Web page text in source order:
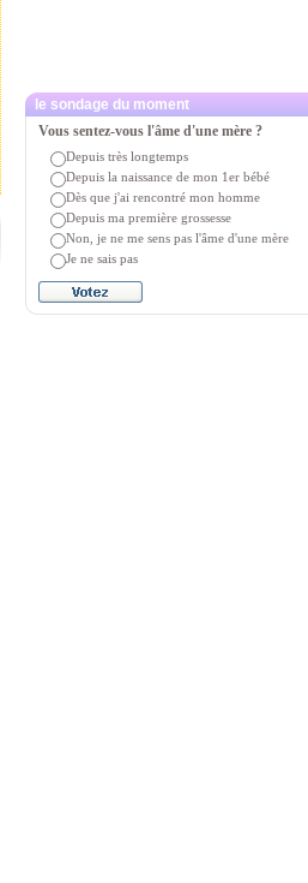
le sondage du moment
Vous sentez-vous l'âme d'une mère ?
Depuis très longtemps
Depuis la naissance de mon 1er bébé
Dès que j'ai rencontré mon homme
Depuis ma première grossesse
Non, je ne me sens pas l'âme d'une mère
Je ne sais pas